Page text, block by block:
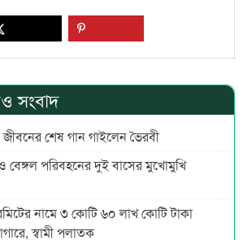
সংবাদ
জীবনের শেষ গান গাইলেন ভৈরবী
বেঙ্গল পরিবহনের দুই বাসের মুখোমুখি
নামে ৩ কোটি ৬০ লাখ কোটি টাকা
স্বামী পলাতক